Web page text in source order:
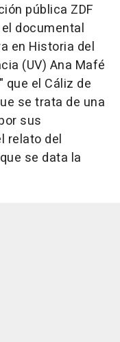
pública ZDF
documental
en Historia del
(UV) Ana Mafé
que el Cáliz de
se trata de una
sus
relato del
se data la